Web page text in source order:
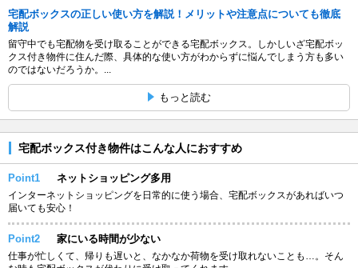
宅配ボックスの正しい使い方を解説！メリットや注意点についても徹底
解説
留守中でも宅配物を受け取ることができる宅配ボックス。しかしいざ宅配ボッ
クス付き物件に住んだ際、具体的な使い方がわからずに悩んでしまう方も多い
のではないだろうか。...
もっと読む
宅配ボックス付き物件はこんな人におすすめ
Point1 ネットショッピング多用
インターネットショッピングを日常的に使う場合、宅配ボックスがあればいつ
届いても安心！
Point2 家にいる時間が少ない
仕事が忙しくて、帰りも遅いと、なかなか荷物を受け取れないことも…。そん